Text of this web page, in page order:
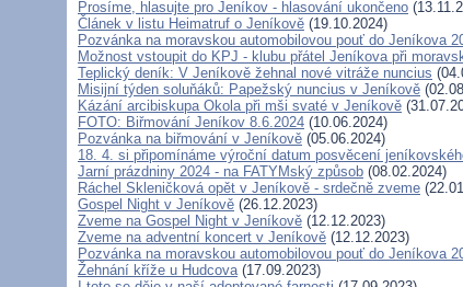
Prosíme, hlasujte pro Jeníkov - hlasování ukončeno
Článek v listu Heimatruf o Jeníkově (19.10.2024)
Pozvánka na moravskou automobilovou pouť do Jeníkova
Možnost vstoupit do KPJ - klubu přátel Jeníkova při
Teplický deník: V Jeníkově žehnal nové vitráže nuncius
Misijní týden soluňáků: Papežský nuncius v Jeníkově
Kázání arcibiskupa Okola při mši svaté v Jeníkově
FOTO: Biřmování Jeníkov 8.6.2024 (10.06.2024)
Pozvánka na biřmování v Jeníkově (05.06.2024)
18. 4. si připomínáme výroční datum posvěcení
Jarní prázdniny 2024 - na FATYMský způsob (08.02.2024)
Ráchel Skleničková opět v Jeníkově - srdečně zveme
Gospel Night v Jeníkově (26.12.2023)
Zveme na Gospel Night v Jeníkově (12.12.2023)
Zveme na adventní koncert v Jeníkově (12.12.2023)
Pozvánka na moravskou automobilovou pouť do Jeníkova
Žehnání kříže u Hudcova(17.09.2023)